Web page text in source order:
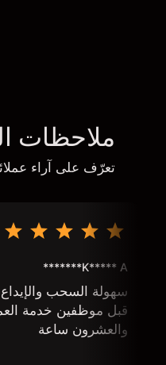
ملاحظات
تعرّف على آراء
K***** A*******
سهولة السحب
قبل موظفين خدمة
والعشرون ساعة